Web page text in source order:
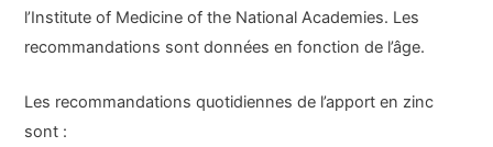
l’Institute of Medicine of the National Academies. Les
recommandations sont données en fonction de l’âge.
Les recommandations quotidiennes de l’apport en zinc
sont :